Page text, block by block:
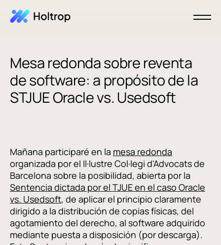
Mesa redonda sobre reventa
de software: a propósito de la
STJUE Oracle vs. Usedsoft
Mañana participaré en la mesa redonda
organizada por el Il·lustre Col·legi d'Advocats de
Barcelona sobre la posibilidad, abierta por la
Sentencia dictada por el TJUE en el caso Oracle
vs. Usedsoft, de aplicar el principio claramente
dirigido a la distribución de copias físicas, del
agotamiento del derecho, al software adquirido
mediante puesta a disposición (por descarga).